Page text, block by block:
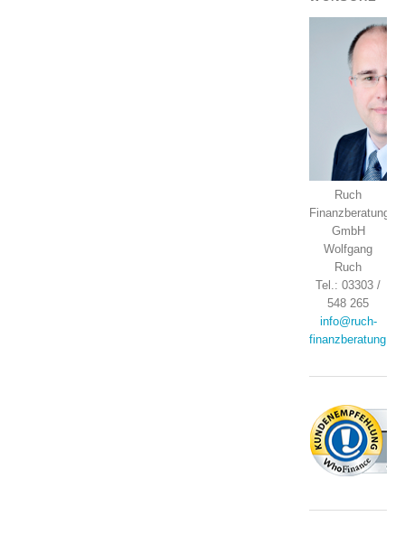
Ruch
Finanzberatung
GmbH
Wolfgang
Ruch
Tel.: 03303 /
548 265
info@ruch-
finanzberatung.de